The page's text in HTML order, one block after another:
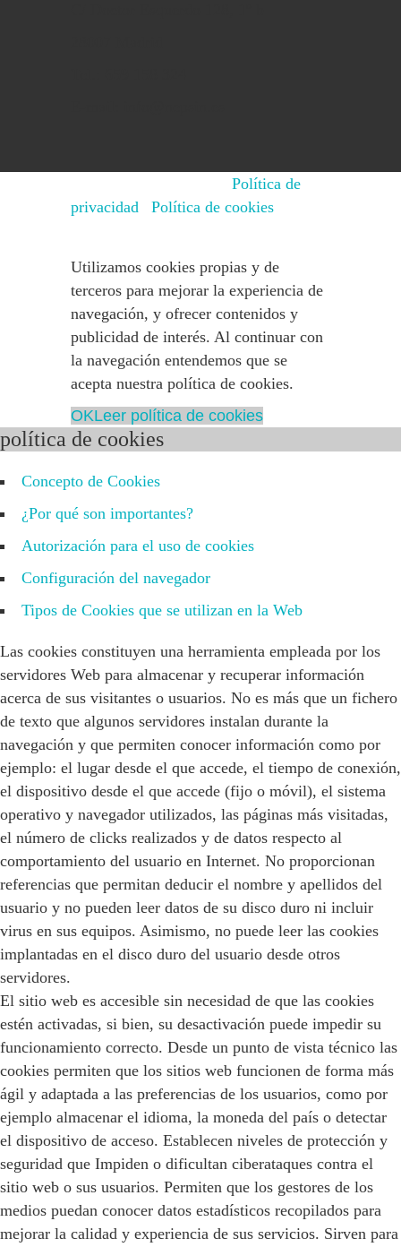
Política de
privacidad
Política de cookies
Utilizamos cookies propias y de
terceros para mejorar la experiencia de
navegación, y ofrecer contenidos y
publicidad de interés. Al continuar con
la navegación entendemos que se
acepta nuestra política de cookies.
OKLeer política de cookies
política de cookies
Concepto de Cookies
¿Por qué son importantes?
Autorización para el uso de cookies
Configuración del navegador
Tipos de Cookies que se utilizan en la Web
Las cookies constituyen una herramienta empleada por los
servidores Web para almacenar y recuperar información
acerca de sus visitantes o usuarios. No es más que un fichero
de texto que algunos servidores instalan durante la
navegación y que permiten conocer información como por
ejemplo: el lugar desde el que accede, el tiempo de conexión,
el dispositivo desde el que accede (fijo o móvil), el sistema
operativo y navegador utilizados, las páginas más visitadas,
el número de clicks realizados y de datos respecto al
comportamiento del usuario en Internet. No proporcionan
referencias que permitan deducir el nombre y apellidos del
usuario y no pueden leer datos de su disco duro ni incluir
virus en sus equipos. Asimismo, no puede leer las cookies
implantadas en el disco duro del usuario desde otros
servidores.
El sitio web es accesible sin necesidad de que las cookies
estén activadas, si bien, su desactivación puede impedir su
funcionamiento correcto. Desde un punto de vista técnico las
cookies permiten que los sitios web funcionen de forma más
ágil y adaptada a las preferencias de los usuarios, como por
ejemplo almacenar el idioma, la moneda del país o detectar
el dispositivo de acceso. Establecen niveles de protección y
seguridad que Impiden o dificultan ciberataques contra el
sitio web o sus usuarios. Permiten que los gestores de los
medios puedan conocer datos estadísticos recopilados para
mejorar la calidad y experiencia de sus servicios. Sirven para